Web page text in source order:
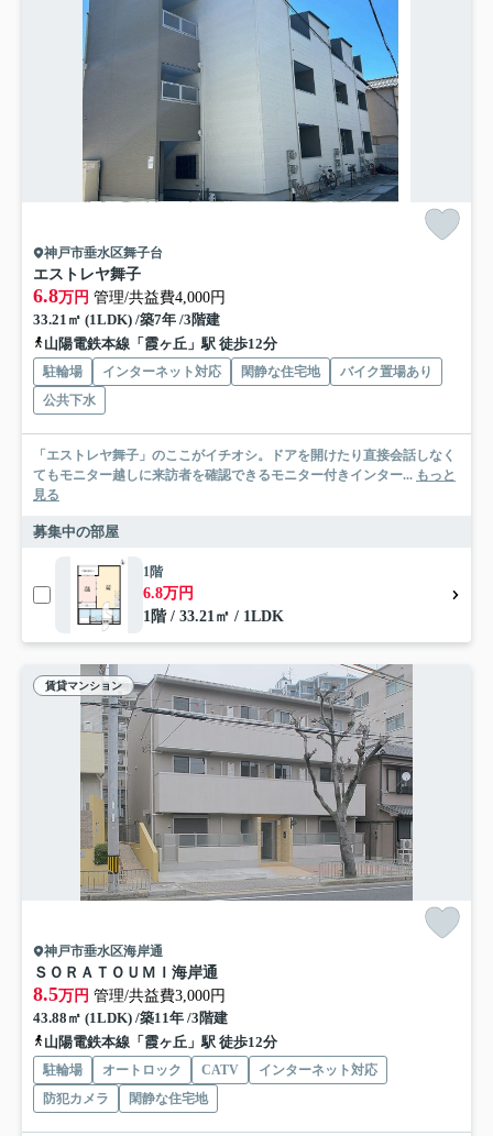
神戸市垂水区舞子台
エストレヤ舞子
6.8万円 管理/共益費4,000円
33.21㎡ (1LDK) /築7年 /3階建
山陽電鉄本線「霞ヶ丘」駅 徒歩12分
駐輪場 インターネット対応 閑静な住宅地
バイク置場あり
公共下水
「エストレヤ舞子」のここがイチオシ。ドアを開けたり直接会話しなく
てもモニター越しに来訪者を確認できるモニター付きインター... もっと
見る
募集中の部屋
1階
6.8万円
1階 / 33.21㎡ / 1LDK
賃貸マンション
神戸市垂水区海岸通
ＳＯＲＡＴＯＵＭＩ海岸通
8.5万円 管理/共益費3,000円
43.88㎡ (1LDK) /築11年 /3階建
山陽電鉄本線「霞ヶ丘」駅 徒歩12分
駐輪場 オートロック CATV
インターネット対応
防犯カメラ
閑静な住宅地